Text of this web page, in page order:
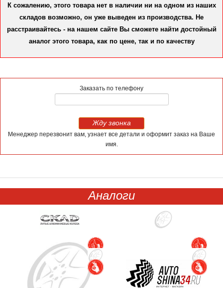
К сожалению, этого товара нет в наличии ни на одном из наших
складов возможно, он уже выведен из производства. Не
расстраивайтесь - на нашем сайте Вы сможете найти достойный
аналог этого товара, как по цене, так и по качеству
Заказать по телефону
Жду звонка
Менеджер перезвонит вам, узнает все детали и оформит заказ на Ваше
имя.
Аналоги